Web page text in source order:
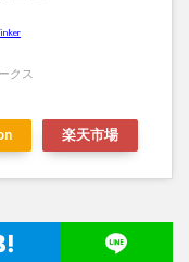
クス
楽天市場